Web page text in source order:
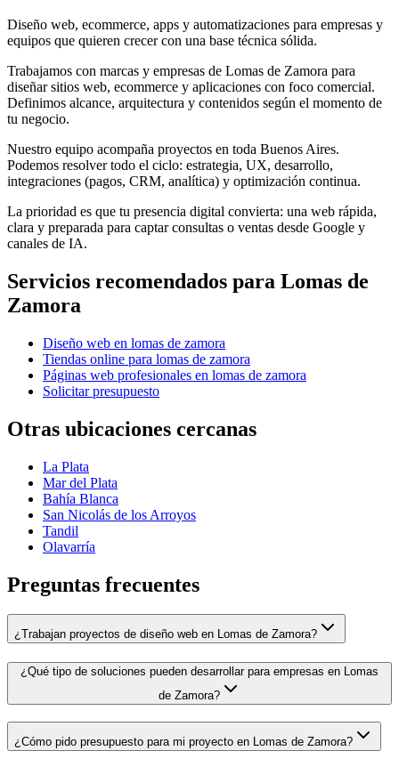
Diseño web, ecommerce, apps y automatizaciones para empresas y
equipos que quieren crecer con una base técnica sólida.
Trabajamos con marcas y empresas de Lomas de Zamora para
diseñar sitios web, ecommerce y aplicaciones con foco comercial.
Definimos alcance, arquitectura y contenidos según el momento de
tu negocio.
Nuestro equipo acompaña proyectos en toda Buenos Aires.
Podemos resolver todo el ciclo: estrategia, UX, desarrollo,
integraciones (pagos, CRM, analítica) y optimización continua.
La prioridad es que tu presencia digital convierta: una web rápida,
clara y preparada para captar consultas o ventas desde Google y
canales de IA.
Servicios recomendados para Lomas de
Zamora
Diseño web en lomas de zamora
Tiendas online para lomas de zamora
Páginas web profesionales en lomas de zamora
Solicitar presupuesto
Otras ubicaciones cercanas
La Plata
Mar del Plata
Bahía Blanca
San Nicolás de los Arroyos
Tandil
Olavarría
Preguntas frecuentes
¿Trabajan proyectos de diseño web en Lomas de Zamora?
¿Qué tipo de soluciones pueden desarrollar para empresas en Lomas
de Zamora?
¿Cómo pido presupuesto para mi proyecto en Lomas de Zamora?